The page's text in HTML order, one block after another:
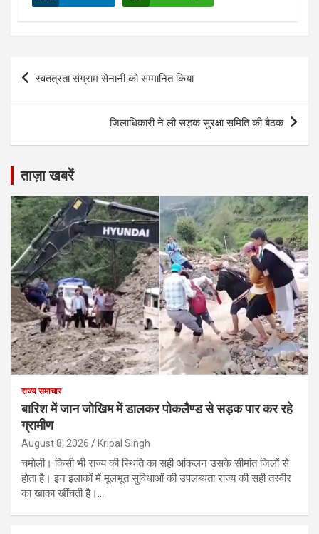
Post
navigation
स्वतंत्रता संग्राम सेनानी को सम्मानित किया
जिलाधिकारी ने ली सड़क सुरक्षा समिति की बैठक
ताज़ा खबरें
राज्य समाचार
बारिश में जान जोखिम में डालकर पोकलैण्ड से सड़क पार कर रहे
ग्रामीण
August 8, 2026 Kripal Singh
चमोली। किसी भी राज्य की स्थिति का सही आंकलन उसके सीमांत जिलों से
होता है। इन इलाकों में मूलभूत सुविधाओं की उपलब्धता राज्य की सही तस्वीर
का खाका खींचती है।…